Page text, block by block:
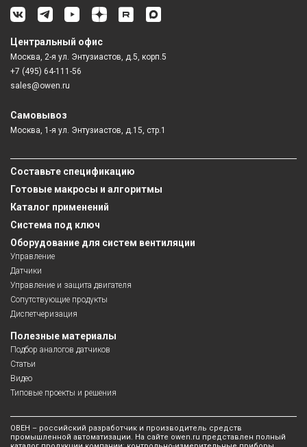
Центральный офис
Москва, 2-я ул. Энтузиастов, д.5, корп.5
+7 (495) 64-111-56
sales@owen.ru
Самовывоз
Москва, 1-я ул. Энтузиастов, д.15, стр.1
Составьте спецификацию
Готовые макросы и алгоритмы
Каталог применений
Система под ключ
Оборудование для систем вентиляции
Управление
Датчики
Управление и защита двигателя
Сопутствующие продукты
Диспетчеризация
Полезные материалы
Подбор аналогов датчиков
Статьи
Видео
Типовые проекты и решения
ОВЕН – российский разработчик и производитель средств
промышленной автоматизации. На сайте owen.ru представлен полный